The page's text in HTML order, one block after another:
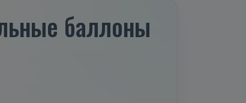
баллоны